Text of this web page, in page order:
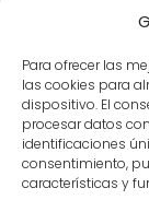
Para ofrecer las
las cookies para
dispositivo. El
procesar datos
identificaciones
consentimiento,
características y
Sant
Hacer?
Just